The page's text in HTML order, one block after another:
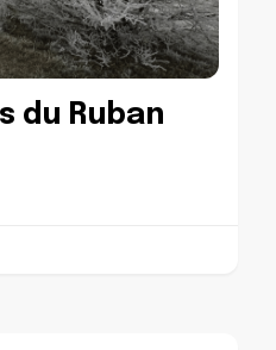
du Ruban